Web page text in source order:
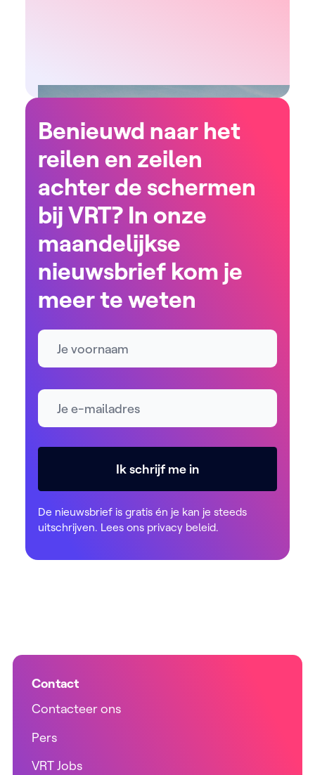
Benieuwd naar het
reilen en zeilen
achter de schermen
bij VRT? In onze
maandelijkse
nieuwsbrief kom je
meer te weten
Naam
E-mailadres *
Ik schrijf me in
De nieuwsbrief is gratis én je kan je steeds
uitschrijven. Lees ons privacy beleid.
Contact
Contacteer ons
Pers
VRT Jobs